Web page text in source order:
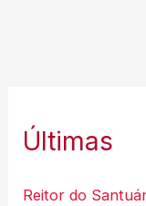
Últimas
Reitor do